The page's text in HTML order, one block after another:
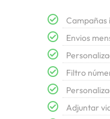
Campañas
Envios
Filtro
Adjuntar